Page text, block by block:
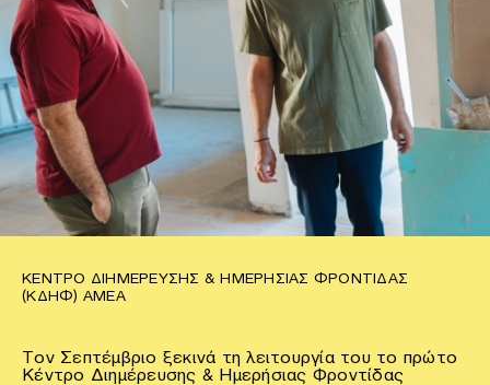
ΚΈΝΤΡΟ ΔΙΗΜΈΡΕΥΣΗΣ & ΗΜΕΡΉΣΙΑΣ ΦΡΟΝΤΊΔΑΣ
(ΚΔΗΦ) ΑΜΕΑ
Τον Σεπτέμβριο ξεκινά τη λειτουργία του το πρώτο
Κέντρο Διημέρευσης & Ημερήσιας Φροντίδας